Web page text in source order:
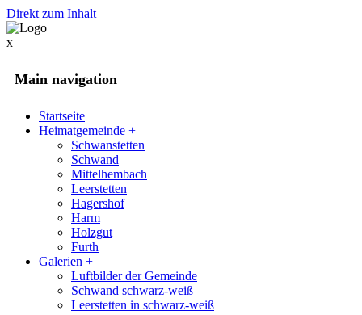
Direkt zum Inhalt
x
Main navigation
Startseite
Heimatgemeinde +
Schwanstetten
Schwand
Mittelhembach
Leerstetten
Hagershof
Harm
Holzgut
Furth
Galerien +
Luftbilder der Gemeinde
Schwand schwarz-weiß
Leerstetten in schwarz-weiß